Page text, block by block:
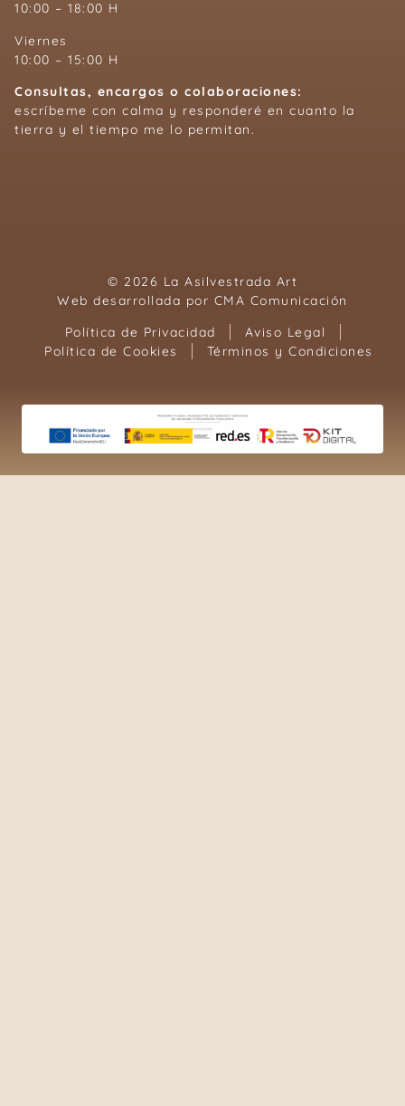
10:00 – 18:00 H
Viernes
10:00 – 15:00 H
Consultas, encargos o colaboraciones:
escríbeme con calma y responderé en cuanto la
tierra y el tiempo me lo permitan.
© 2026 La Asilvestrada Art
Web desarrollada por CMA Comunicación
Política de Privacidad
Aviso Legal
Política de Cookies
Términos y Condiciones